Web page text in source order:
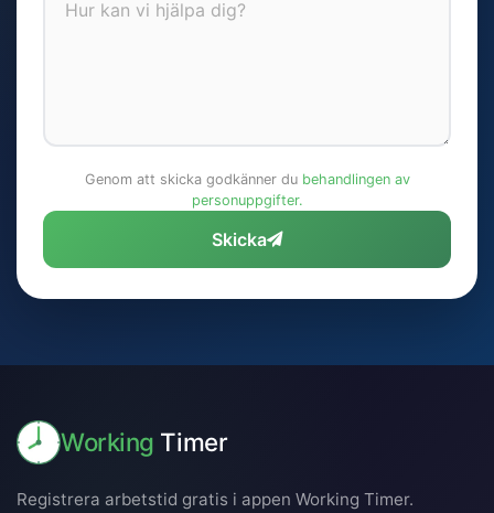
Genom att skicka godkänner du behandlingen av
personuppgifter.
Skicka
Working Timer
Registrera arbetstid gratis i appen Working Timer.